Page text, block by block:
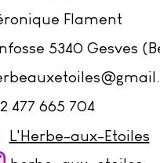
Flament
5340 Gesves
477 665 704
L'Herbe-aux-Etoiles